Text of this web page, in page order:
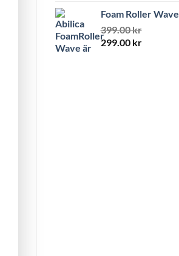
Foam Roller Wave
399.00kr
Det
299.00 krDet